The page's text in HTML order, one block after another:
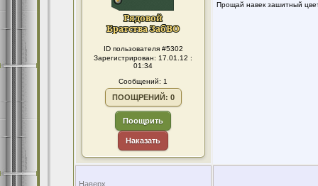
ID пользователя #5302
Зарегистрирован: 17.01.12 :
01:34
Сообщений: 1
ПООЩРЕНИЙ: 0
Поощрить
Наказать
Прощай навек зашитный
Наверх